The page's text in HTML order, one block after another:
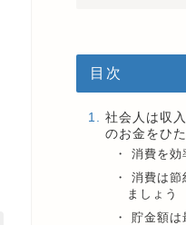
目次
社会人は収
のお金をひ
消費を効
消費は節
ましょう
貯金額は